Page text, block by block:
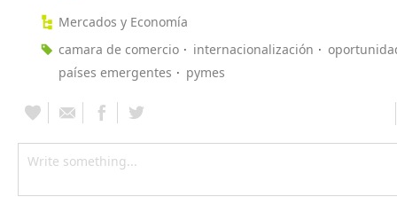
Mercados y Economía
camara de comercio
internacionalización
países emergentes
pymes